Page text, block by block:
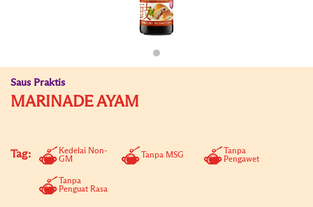
Saus Praktis
MARINADE AYAM
Tag:
Kedelai Non-
GM
Tanpa MSG
Tanpa
Pengawet
Tanpa
Penguat Rasa